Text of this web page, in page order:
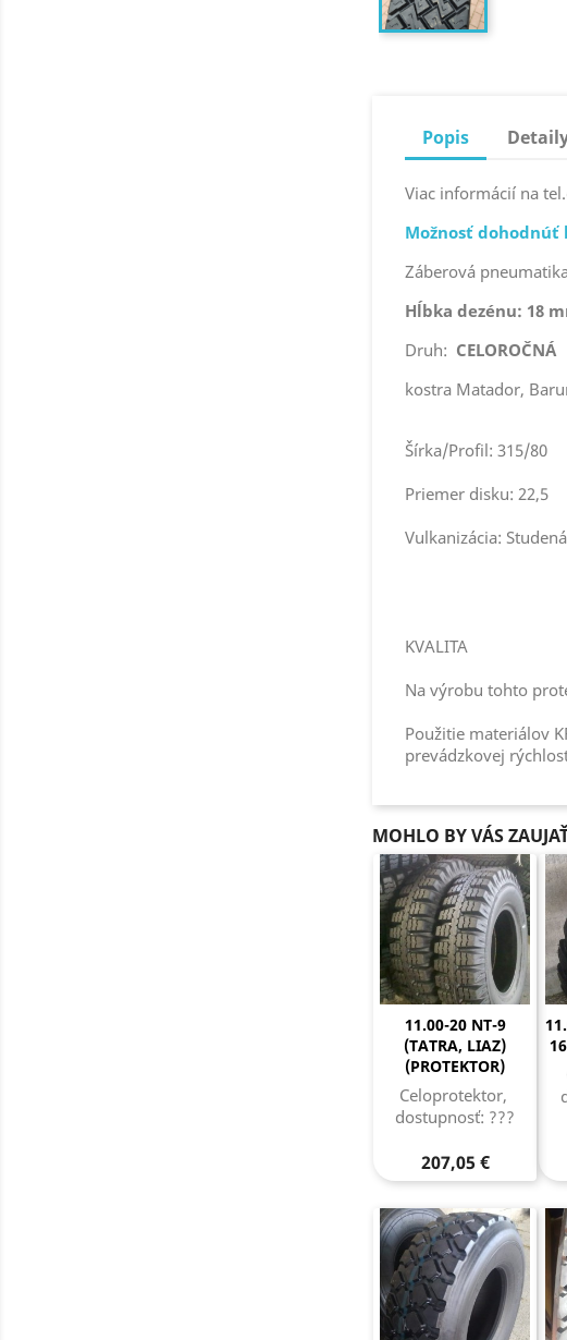
Popis
Viac informácií na
Možnosť
Záberová
Hĺbka dezénu: 18
Druh: CELOROČNÁ
kostra Matador,
Šírka/Profil: 315/80
Priemer disku: 22,5
Vulkanizácia:
KVALITA
Na výrobu tohto
Použitie materiálov
prevádzkovej
MOHLO BY VÁS
11.00-20 NT-9
(TATRA, LIAZ)
(PROTEKTOR)
Celoprotektor,
dostupnosť: ???
207,05 €